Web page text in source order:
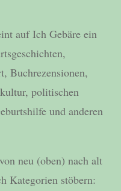
auf Ich Gebäre ein
Buchrezensionen,
politischen
und anderen
neu (oben) nach alt
Kategorien stöbern: